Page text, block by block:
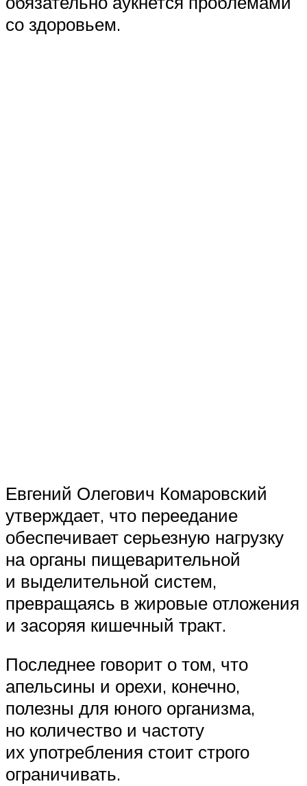
со здоровьем.
Евгений Олегович Комаровский
утверждает, что переедание
обеспечивает серьезную нагрузку
на органы пищеварительной
и выделительной систем,
превращаясь в жировые отложения
и засоряя кишечный тракт.
Последнее говорит о том, что
апельсины и орехи, конечно,
полезны для юного организма,
но количество и частоту
их употребления стоит строго
ограничивать.